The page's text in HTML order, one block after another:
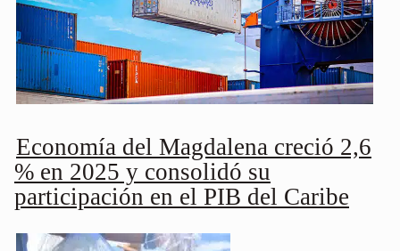
Economía del Magdalena creció 2,6
% en 2025 y consolidó su
participación en el PIB del Caribe